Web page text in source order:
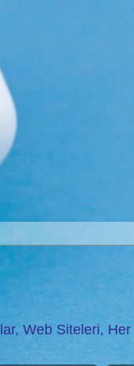
Web Siteleri,